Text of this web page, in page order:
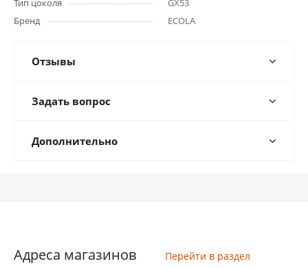
Тип цоколя
GX53
Бренд
ECOLA
Отзывы
Задать вопрос
Дополнительно
Адреса магазинов Перейти в раздел